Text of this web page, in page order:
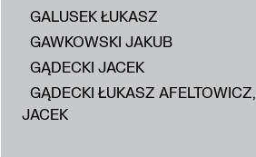
GALUSEK ŁUKASZ
GAWKOWSKI JAKUB
GĄDECKI JACEK
GĄDECKI ŁUKASZ AFELTOWICZ,
JACEK